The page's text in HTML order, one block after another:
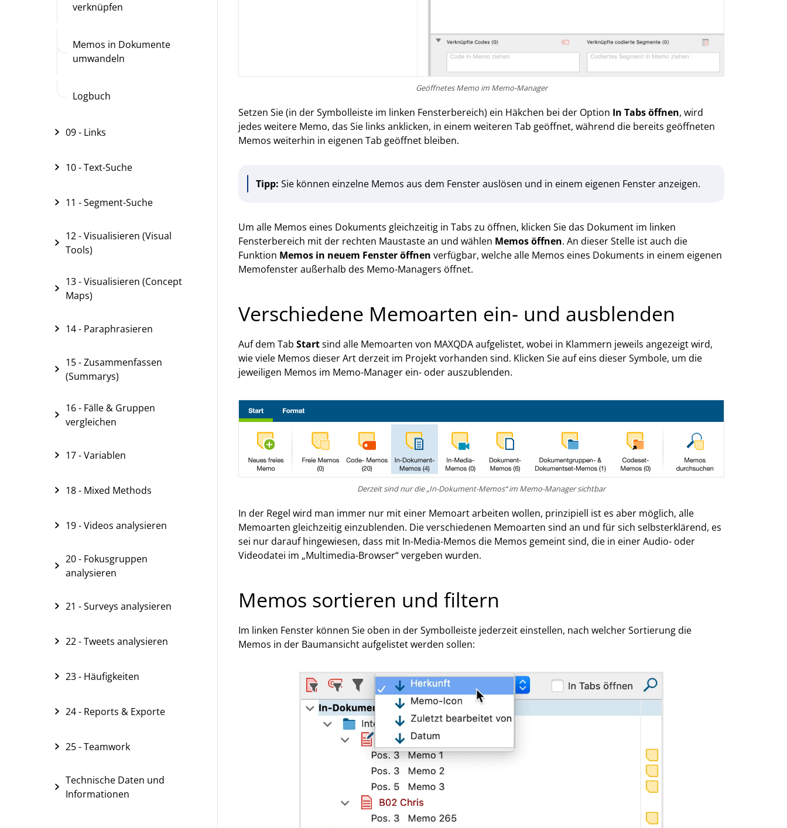
verknüpfen
Memos in Dokumente
umwandeln
Logbuch
09 - Links
10 - Text-Suche
11 - Segment-Suche
12 - Visualisieren (Visual
Tools)
13 - Visualisieren (Concept
Maps)
14 - Paraphrasieren
15 - Zusammenfassen
(Summarys)
16 - Fälle & Gruppen
vergleichen
17 - Variablen
18 - Mixed Methods
19 - Videos analysieren
20 - Fokusgruppen
analysieren
21 - Surveys analysieren
22 - Tweets analysieren
23 - Häufigkeiten
24 - Reports & Exporte
25 - Teamwork
Technische Daten und
Informationen
Geöffnetes Memo im Memo-Manager
Setzen Sie (in der Symbolleiste im linken Fensterbereich) ein Häkchen bei der Option In Tabs öffnen, wird
jedes weitere Memo, das Sie links anklicken, in einem weiteren Tab geöffnet, während die bereits geöffneten
Memos weiterhin in eigenen Tab geöffnet bleiben.
Tipp: Sie können einzelne Memos aus dem Fenster auslösen und in einem eigenen Fenster anzeigen.
Um alle Memos eines Dokuments gleichzeitig in Tabs zu öffnen, klicken Sie das Dokument im linken
Fensterbereich mit der rechten Maustaste an und wählen Memos öffnen. An dieser Stelle ist auch die
Funktion Memos in neuem Fenster öffnen verfügbar, welche alle Memos eines Dokuments in einem eigenen
Memofenster außerhalb des Memo-Managers öffnet.
Verschiedene Memoarten ein- und ausblenden
Auf dem Tab Startsind alle Memoarten von MAXQDA aufgelistet, wobei in Klammern jeweils angezeigt wird,
wie viele Memos dieser Art derzeit im Projekt vorhanden sind. Klicken Sie auf eins dieser Symbole, um die
jeweiligen Memos im Memo-Manager ein- oder auszublenden.
Derzeit sind nur die „In-Dokument-Memos“ im Memo-Manager sichtbar
In der Regel wird man immer nur mit einer Memoart arbeiten wollen, prinzipiell ist es aber möglich, alle
Memoarten gleichzeitig einzublenden. Die verschiedenen Memoarten sind an und für sich selbsterklärend, es
sei nur darauf hingewiesen, dass mit In-Media-Memos die Memos gemeint sind, die in einer Audio- oder
Videodatei im „Multimedia-Browser“ vergeben wurden.
Memos sortieren und filtern
Im linken Fenster können Sie oben in der Symbolleiste jederzeit einstellen, nach welcher Sortierung die
Memos in der Baumansicht aufgelistet werden sollen: